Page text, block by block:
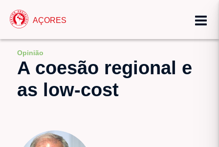
AÇORES
Opinião
A coesão regional e
as low-cost